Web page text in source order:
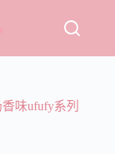
味ufufy系列